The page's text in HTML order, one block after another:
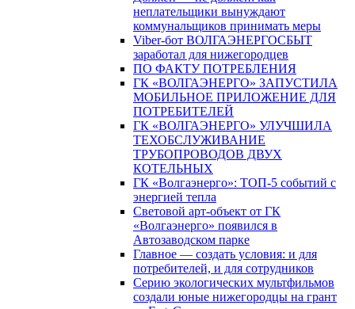
неплательщики вынуждают
коммунальщиков принимать меры
Viber-бот ВОЛГАЭНЕРГОСБЫТ
заработал для нижегородцев
ПО ФАКТУ ПОТРЕБЛЕНИЯ
ГК «ВОЛГАЭНЕРГО» ЗАПУСТИЛА
МОБИЛЬНОЕ ПРИЛОЖЕНИЕ ДЛЯ
ПОТРЕБИТЕЛЕЙ
ГК «ВОЛГАЭНЕРГО» УЛУЧШИЛА
ТЕХОБСЛУЖИВАНИЕ
ТРУБОПРОВОДОВ ДВУХ
КОТЕЛЬНЫХ
ГК «Волгаэнерго»: ТОП-5 событий с
энергией тепла
Световой арт-объект от ГК
«Волгаэнерго» появился в
Автозаводском парке
Главное — создать условия: и для
потребителей, и для сотрудников
Серию экологических мультфильмов
создали юные нижегородцы на грант